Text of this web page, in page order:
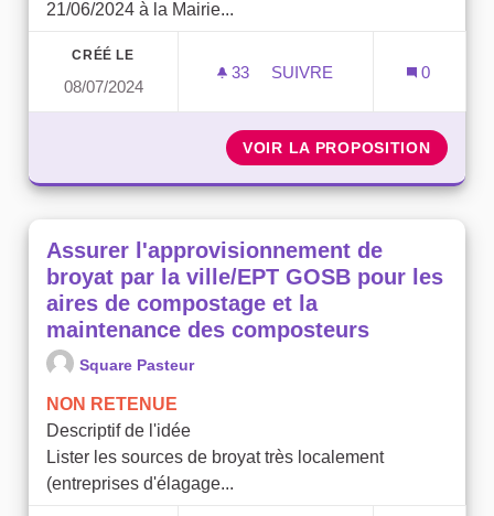
21/06/2024 à la Mairie...
CRÉÉ LE
08/07/2024
33 33 ABONNÉS
SUIVRE
0
VOIR LA PROPOSITION
Assurer l'approvisionnement de
broyat par la ville/EPT GOSB pour les
aires de compostage et la
maintenance des composteurs
Square Pasteur
NON RETENUE
Descriptif de l'idée
Lister les sources de broyat très localement
(entreprises d'élagage...